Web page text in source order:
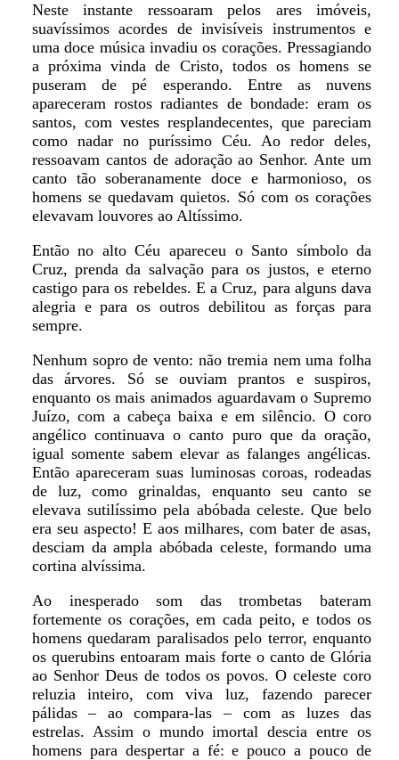
Neste instante ressoaram pelos ares imóveis,
suavíssimos acordes de invisíveis instrumentos e
uma doce música invadiu os corações. Pressagiando
a próxima vinda de Cristo, todos os homens se
puseram de pé esperando. Entre as nuvens
apareceram rostos radiantes de bondade: eram os
santos, com vestes resplandecentes, que pareciam
como nadar no puríssimo Céu. Ao redor deles,
ressoavam cantos de adoração ao Senhor. Ante um
canto tão soberanamente doce e harmonioso, os
homens se quedavam quietos. Só com os corações
elevavam louvores ao Altíssimo.
Então no alto Céu apareceu o Santo símbolo da
Cruz, prenda da salvação para os justos, e eterno
castigo para os rebeldes. E a Cruz, para alguns dava
alegria e para os outros debilitou as forças para
sempre.
Nenhum sopro de vento: não tremia nem uma folha
das árvores. Só se ouviam prantos e suspiros,
enquanto os mais animados aguardavam o Supremo
Juízo, com a cabeça baixa e em silêncio. O coro
angélico continuava o canto puro que da oração,
igual somente sabem elevar as falanges angélicas.
Então apareceram suas luminosas coroas, rodeadas
de luz, como grinaldas, enquanto seu canto se
elevava sutilíssimo pela abóbada celeste. Que belo
era seu aspecto! E aos milhares, com bater de asas,
desciam da ampla abóbada celeste, formando uma
cortina alvíssima.
Ao inesperado som das trombetas bateram
fortemente os corações, em cada peito, e todos os
homens quedaram paralisados pelo terror, enquanto
os querubins entoaram mais forte o canto de Glória
ao Senhor Deus de todos os povos. O celeste coro
reluzia inteiro, com viva luz, fazendo parecer
pálidas – ao compara-las – com as luzes das
estrelas. Assim o mundo imortal descia entre os
homens para despertar a fé: e pouco a pouco de